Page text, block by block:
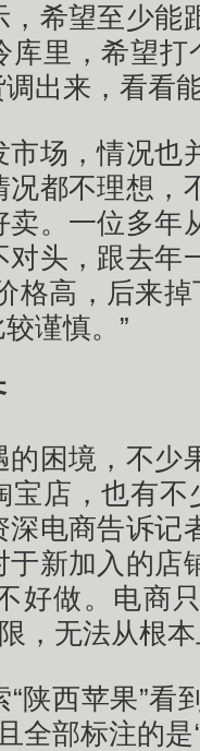
希望至少能
里，希望打
出来，看看
场，情况也
都不理想，
。一位多年
头，跟去年
格高，后来
谨慎。”
困境，不少
店，也有不
电商告诉记
新加入的店
好做。电商
，无法从根
西苹果”看
全部标注的是